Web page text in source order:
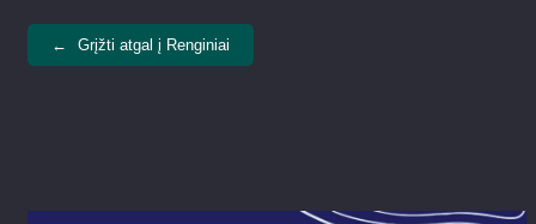
← Grįžti atgal į Renginiai